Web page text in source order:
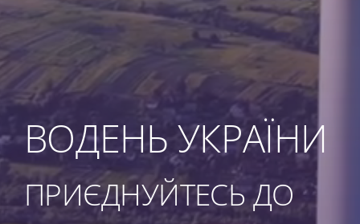
ВОДЕНЬ УКРАЇНИ
ПРИЄДНУЙТЕСЬ ДО